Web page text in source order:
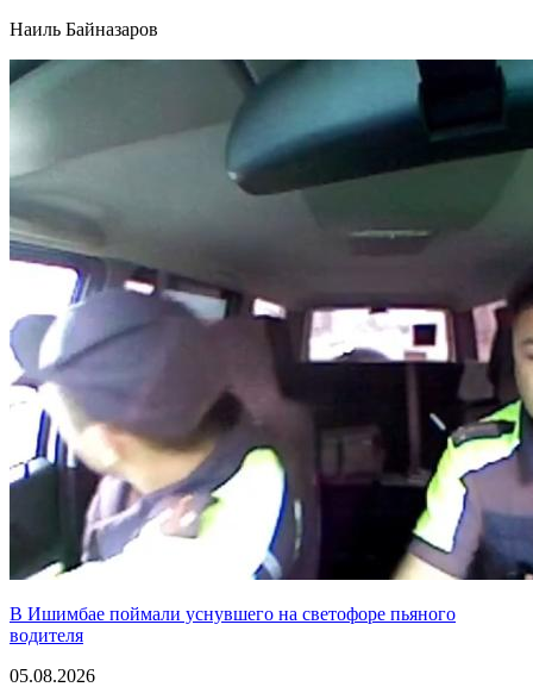
Наиль Байназаров
В Ишимбае поймали уснувшего на светофоре пьяного
водителя
05.08.2026